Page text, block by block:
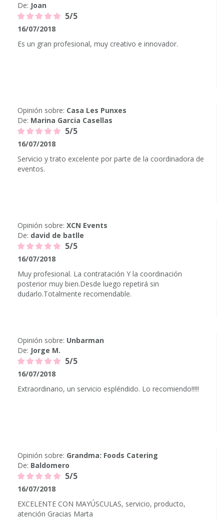
De: Joan
5/5
16/07/2018
Es un gran profesional, muy creativo e innovador.
Opinión sobre: Casa Les Punxes
De: Marina Garcia Casellas
5/5
16/07/2018
Servicio y trato excelente por parte de la coordinadora de
eventos.
Opinión sobre: XCN Events
De: david de batlle
5/5
16/07/2018
Muy profesional. La contratación Y la coordinación
posterior muy bien.Desde luego repetirá sin
dudarlo.Totalmente recomendable.
Opinión sobre: Unbarman
De: Jorge M.
5/5
16/07/2018
Extraordinario, un servicio espléndido. Lo recomiendo!!!!!
Opinión sobre: Grandma: Foods Catering
De: Baldomero
5/5
16/07/2018
EXCELENTE CON MAYÚSCULAS, servicio, producto,
atención Gracias Marta